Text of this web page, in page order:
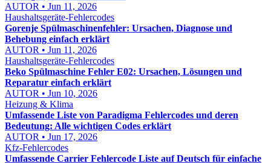
AUTOR • Jun 11, 2026
Haushaltsgeräte-Fehlercodes
Gorenje Spülmaschinenfehler: Ursachen, Diagnose und
Behebung einfach erklärt
AUTOR • Jun 11, 2026
Haushaltsgeräte-Fehlercodes
Beko Spülmaschine Fehler E02: Ursachen, Lösungen und
Reparatur einfach erklärt
AUTOR • Jun 10, 2026
Heizung & Klima
Umfassende Liste von Paradigma Fehlercodes und deren
Bedeutung: Alle wichtigen Codes erklärt
AUTOR • Jun 17, 2026
Kfz-Fehlercodes
Umfassende Carrier Fehlercode Liste auf Deutsch für einfache